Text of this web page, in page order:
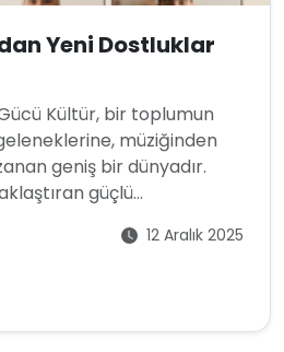
Yeni Dostluklar
Kültür, bir toplumun
müziğinden
geniş bir dünyadır.
güçlü...
12 Aralık 2025